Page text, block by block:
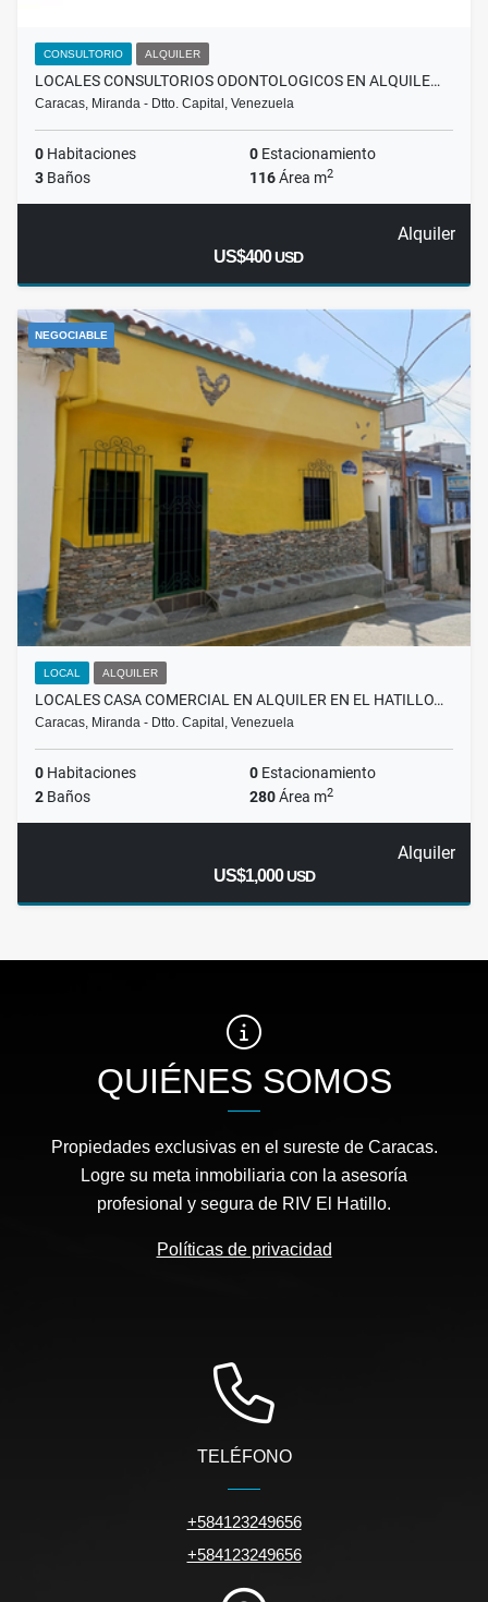
CONSULTORIO ALQUILER
LOCALES CONSULTORIOS ODONTOLOGICOS EN ALQUILE…
Caracas, Miranda - Dtto. Capital, Venezuela
0 Habitaciones 0 Estacionamiento
3 Baños 116Área m2
Alquiler
US$400USD
NEGOCIABLE
LOCAL ALQUILER
LOCALES CASA COMERCIAL EN ALQUILER EN EL HATILLO…
Caracas, Miranda - Dtto. Capital, Venezuela
0 Habitaciones 0 Estacionamiento
2 Baños 280Área m2
Alquiler
US$1,000USD
QUIÉNES SOMOS
Propiedades exclusivas en el sureste de Caracas.
Logre su meta inmobiliaria con la asesoría
profesional y segura de RIV El Hatillo.
Políticas de privacidad
TELÉFONO
+584123249656
+584123249656